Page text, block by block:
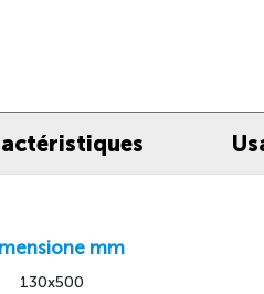
mm
130x500